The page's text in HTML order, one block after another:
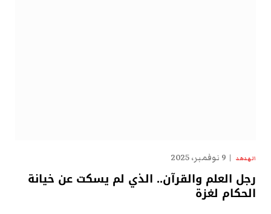
الهدهد 9 نوفمبر، 2025
رجل العلم والقرآن.. الذي لم يسكت عن خيانة
الحكام لغزة